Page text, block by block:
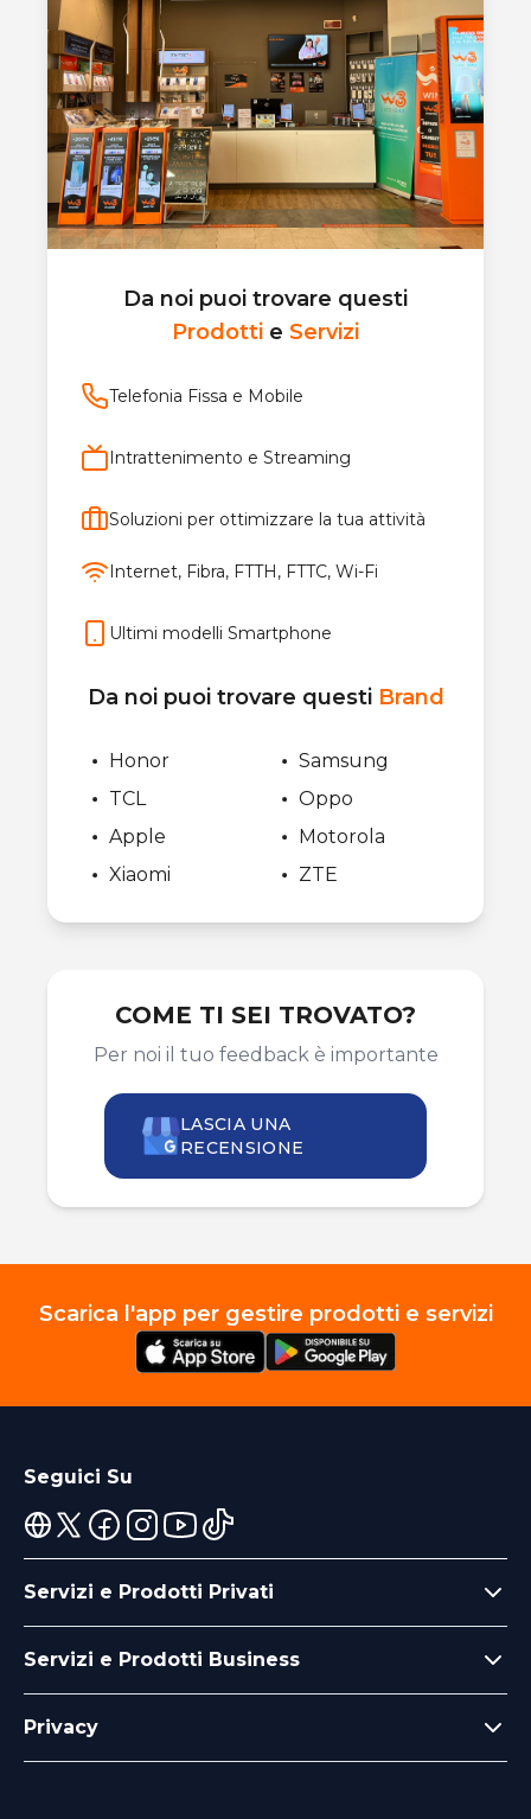
Da noi puoi trovare questi
Prodotti e Servizi
Telefonia Fissa e Mobile
Intrattenimento e Streaming
Soluzioni per ottimizzare la tua attività
Internet, Fibra, FTTH, FTTC, Wi-Fi
Ultimi modelli Smartphone
Da noi puoi trovare questi Brand
Honor
TCL
Samsung
Oppo
Apple
Xiaomi
Motorola
ZTE
COME TI SEI TROVATO?
Per noi il tuo feedback è importante
LASCIA UNA
RECENSIONE
Scarica l'app per gestire prodotti e servizi
Seguici Su
Servizi e Prodotti Privati
Servizi e Prodotti Business
Privacy